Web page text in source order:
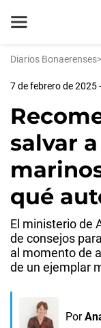
Diarios Bonaerenses>
7 de febrero de 2025
salvar
qué
El ministerio de
de consejos
al momento de
de un ejemplar
Por